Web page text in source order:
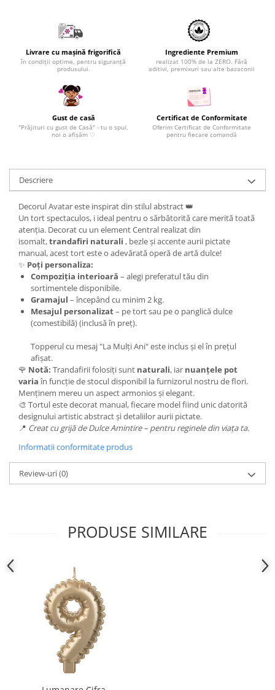
Livrare cu mașină frigorifică
în condiții optime, pentru siguranță
produsului.
Ingrediente Premium
realizat 100% de la ZERO. Fără
aditivi, premixuri sau alte bazaconii
Gust de casă
"Prăjituri cu gust de Casă" - tu o spui,
noi o afișăm ♡
Certificat de Conformitate
Oferim Certificat de Conformitate
pentru fiecare comandă
Descriere
Decorul Avatar este inspirat din stilul abstract 👑
Un tort spectaculos, i ideal pentru o sărbătorită care merită toată
atenția. Decorat cu un element Central realizat din
isomalt,trandafiri naturali , bezle și accente aurii pictate
manual, acest tort este o adevărată operă de artă dulce!
✨ Poți personaliza:
Compoziția interioară – alegi preferatul tău din
sortimentele disponibile.
Gramajul – începând cu minim 2 kg.
Mesajul personalizat– pe tort sau pe o panglică dulce
(comestibilă) (inclusă în preț).
Topperul cu mesaj "La Mulți Ani" este inclus și el în prețul
afișat.
🌹 Notă: Trandafirii folosiți sunt naturali, iar nuanțele pot
variaîn funcție de stocul disponibil la furnizorul nostru de flori.
Menținem mereu un aspect armonios și elegant.
🎨 Tortul este decorat manual, fiecare model fiind unic datorită
designului artistic abstract și detaliilor aurii pictate.
📍 Creat cu grijă de Dulce Amintire – pentru reginele din viața ta.
Informatii conformitate produs
Review-uri(0)
PRODUSE SIMILARE